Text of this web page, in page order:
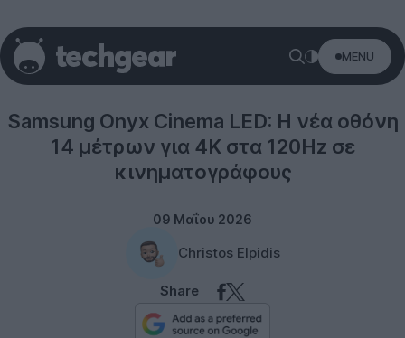
MENU
Technology
Samsung Onyx Cinema LED: Η νέα οθόνη
14 μέτρων για 4K στα 120Hz σε
κινηματογράφους
09 Μαΐου 2026
Christos Elpidis
Share